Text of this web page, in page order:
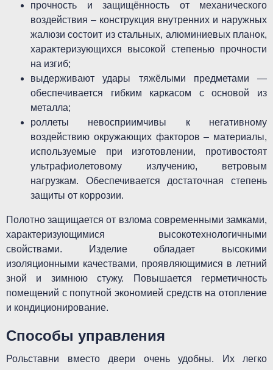
прочность и защищённость от механического
воздействия – конструкция внутренних и наружных
жалюзи состоит из стальных, алюминиевых планок,
характеризующихся высокой степенью прочности
на изгиб;
выдерживают удары тяжёлыми предметами —
обеспечивается гибким каркасом с основой из
металла;
роллеты невосприимчивы к негативному
воздействию окружающих факторов – материалы,
используемые при изготовлении, противостоят
ультрафиолетовому излучению, ветровым
нагрузкам. Обеспечивается достаточная степень
защиты от коррозии.
Полотно защищается от взлома современными замками,
характеризующимися высокотехнологичными
свойствами. Изделие обладает высокими
изоляционными качествами, проявляющимися в летний
зной и зимнюю стужу. Повышается герметичность
помещений с попутной экономией средств на отопление
и кондиционирование.
Способы управления
Рольставни вместо двери очень удобны. Их легко